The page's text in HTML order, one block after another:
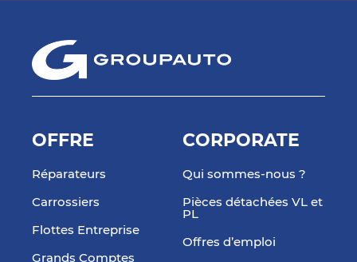
OFFRE
Réparateurs
Carrossiers
Flottes Entreprise
Grands Comptes
CORPORATE
Qui sommes-nous ?
Pièces détachées VL et
PL
Offres d’emploi